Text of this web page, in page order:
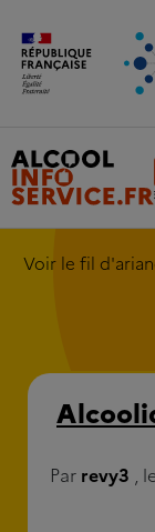
Aller au
Voir le fil
Par revy3 ,